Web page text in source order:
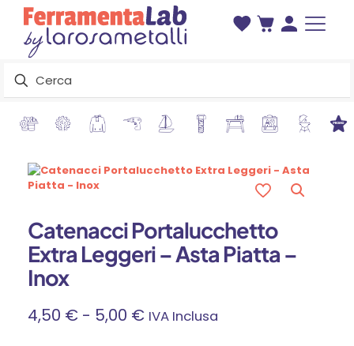
Catenacci Portalucchetto
Extra Leggeri – Asta Piatta –
Inox
4,50 € - 5,00 €Fascia
IVA Inclusa